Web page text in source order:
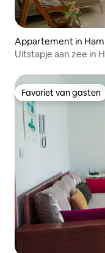
Appartement in
Uitstapje aan zee in
Favoriet van gasten
Favoriet van gasten